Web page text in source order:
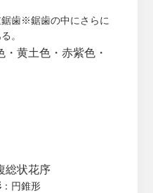
鋸歯※鋸歯の中にさらに
。
・黄土色・赤紫色・
総状花序
：円錐形